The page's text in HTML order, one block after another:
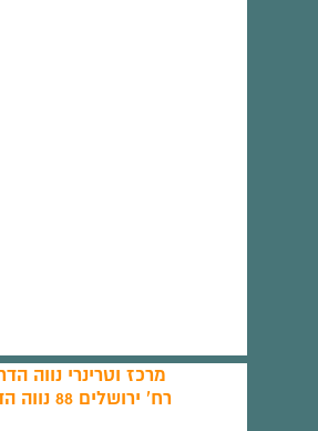
מרכז וטרינרי נווה
רח' ירושלים 88 נווה הדרים